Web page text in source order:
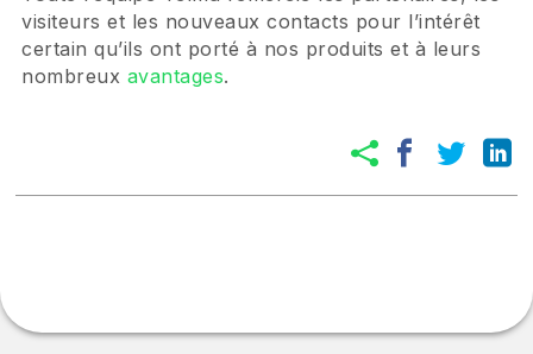
visiteurs et les nouveaux contacts pour l’intérêt
certain qu’ils ont porté à nos produits et à leurs
nombreux avantages.